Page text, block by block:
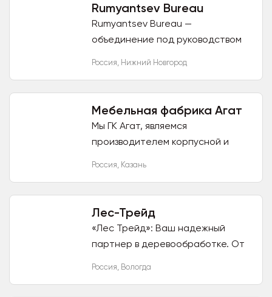
Rumyantsev Bureau
Rumyantsev Bureau —
объединение под руководством
современным подходом к дизайну
Россия, Нижний Новгород
Мебельная фабрика Агат
Мы ГК Агат, являемся
производителем корпусной и
Россия, Казань
Лес-Трейд
«Лес Трейд»: Ваш надежный
партнер в деревообработке. От
Россия, Вологда